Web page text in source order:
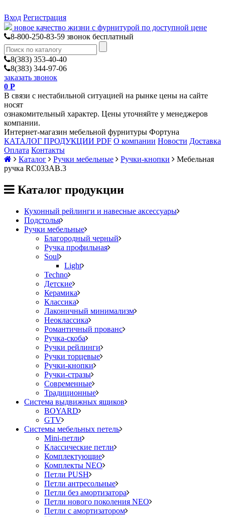
Вход Регистрация
новое качество жизни с фурнитурой по доступной цене
8-800-250-83-59 звонок бесплатный
8(383) 353-40-40
8(383) 344-97-06
заказать звонок
0 Р
В связи с нестабильной ситуацией на рынке цены на сайте
носят
ознакомительный характер. Цены уточняйте у менеджеров
компании.
Интернет-магазин мебельной фурнитуры Фортуна
КАТАЛОГ ПРОДУКЦИИ PDF О компании Новости Доставка
Оплата Контакты
Каталог
Ручки мебельные Ручки-кнопки
Мебельная
ручка RC033AB.3
Каталог продукции
Кухонный рейлинги и навесные аксессуары
Подстолья
Ручки мебельные
Благородный черный
Ручка профильная
Soul
Light
Techno
Детские
Керамика
Классика
Лаконичный минимализм
Неоклассика
Романтичный прованс
Ручка-скоба
Ручки рейлинги
Ручки торцевые
Ручки-кнопки
Ручки-стразы
Современные
Традиционные
Система выдвижных ящиков
BOYARD
GTV
Системы мебельных петель
Mini-петли
Классические петли
Комплектующие
Комплекты NEO
Петли PUSH
Петли антресольные
Петли без амортизатора
Петли нового поколения NEO
Петли с амортизатором